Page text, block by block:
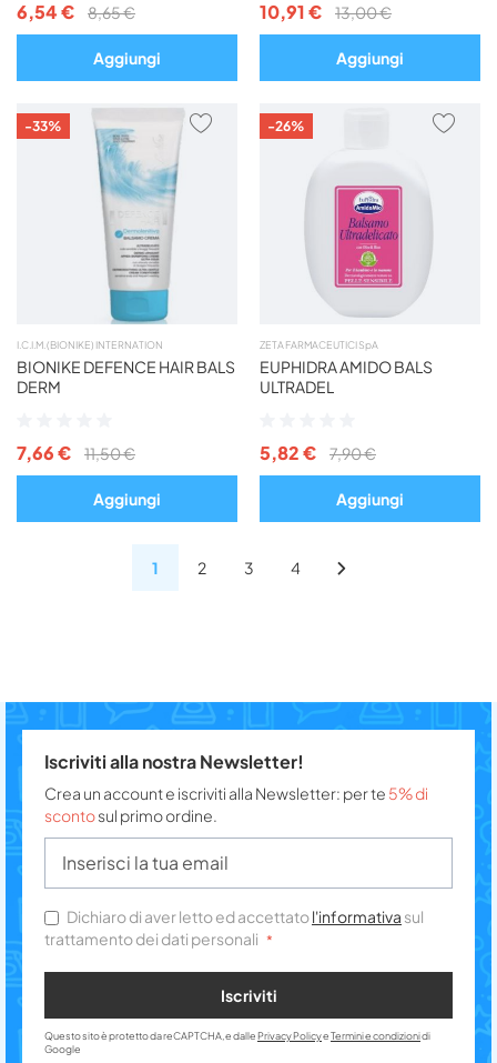
6,54 € 8,65 €
Aggiungi
10,91 € 13,00 €
Aggiungi
-33%
I.C.I.M. (BIONIKE) INTERNATION
BIONIKE DEFENCE HAIR BALS
DERM
7,66 € 11,50 €
Aggiungi
AGGIUNGI
-26%
ZETA FARMACEUTICI SpA
EUPHIDRA AMIDO BALS
ULTRADEL
5,82 € 7,90 €
Aggiungi
1 2 3 4
Iscriviti alla nostra Newsletter!
Crea un account e iscriviti alla Newsletter: per te 5% di
scontosul primo ordine.
Dichiaro di aver letto ed accettatol'informativa sul
trattamento dei dati personali
Iscriviti
Questo sito è protetto da reCAPTCHA, e dallePrivacy PolicyeTermini e condizionidi
Google